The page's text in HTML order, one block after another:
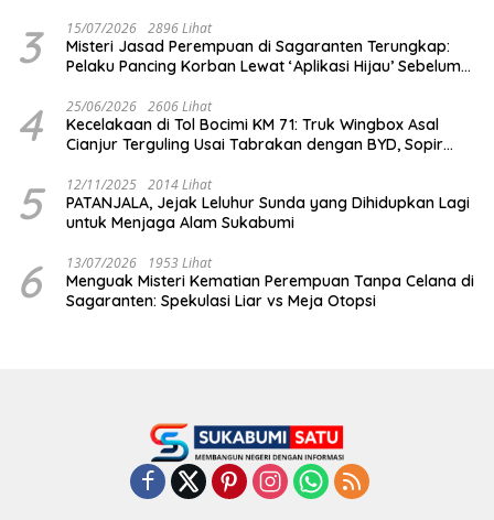
3 15/07/2026 2896 Lihat
Misteri Jasad Perempuan di Sagaranten Terungkap:
Pelaku Pancing Korban Lewat ‘Aplikasi Hijau’ Sebelum
4 25/06/2026 2606 Lihat
Kecelakaan di Tol Bocimi KM 71: Truk Wingbox Asal
Cianjur Terguling Usai Tabrakan dengan BYD, Sopir
5 12/11/2025 2014 Lihat
PATANJALA, Jejak Leluhur Sunda yang Dihidupkan Lagi
untuk Menjaga Alam Sukabumi
6 13/07/2026 1953 Lihat
Menguak Misteri Kematian Perempuan Tanpa Celana di
Sagaranten: Spekulasi Liar vs Meja Otopsi